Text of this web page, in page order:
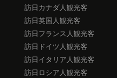
訪日カナダ人観光客
訪日英国人観光客
訪日フランス人観光客
訪日ドイツ人観光客
訪日イタリア人観光客
訪日ロシア人観光客